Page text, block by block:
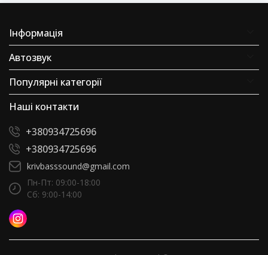
Інформація
Автозвук
Популярні категорії
Наші контакти
+380934725696
+380934725696
krivbasssound@gmail.com
Пн-Пт: 09:00-18:00
Сб: 9:00-14:00